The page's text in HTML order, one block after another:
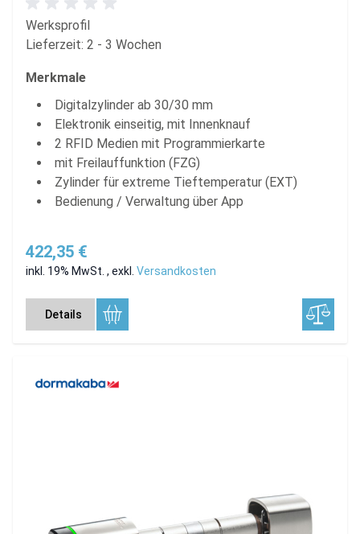
Werksprofil
Lieferzeit: 2 - 3 Wochen
Merkmale
Digitalzylinder ab 30/30 mm
Elektronik einseitig, mit Innenknauf
2 RFID Medien mit Programmierkarte
mit Freilauffunktion (FZG)
Zylinder für extreme Tieftemperatur (EXT)
Bedienung / Verwaltung über App
422,35 €
inkl. 19% MwSt. , exkl. Versandkosten
Details